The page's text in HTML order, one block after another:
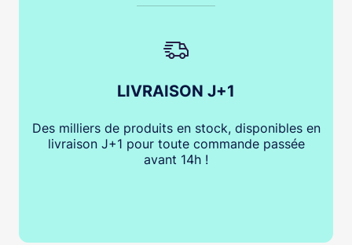
LIVRAISON J+1
Des milliers de produits en stock, disponibles en
livraison J+1 pour toute commande passée
avant 14h !